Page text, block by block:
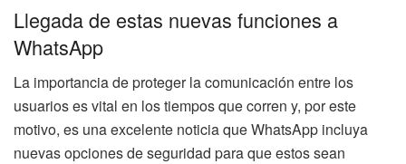
Llegada de estas nuevas funciones a
WhatsApp
La importancia de proteger la comunicación entre los
usuarios es vital en los tiempos que corren y, por este
motivo, es una excelente noticia que WhatsApp incluya
nuevas opciones de seguridad para que estos sean